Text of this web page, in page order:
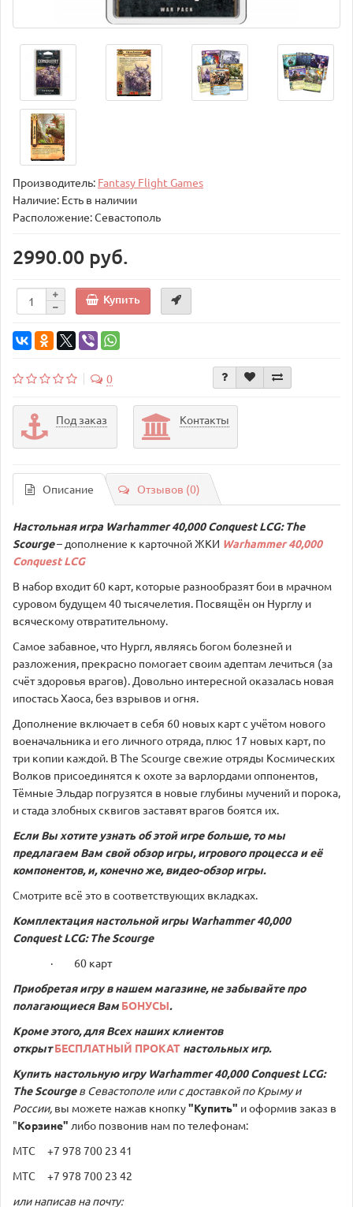
Производитель: Fantasy Flight Games
Наличие: Есть в наличии
Расположение: Севастополь
2990.00 руб.
Купить
0
Под заказ Контакты
Описание Отзывов (0)
Настольнаяигра Warhammer 40,000 Conquest LCG: The
Scourge– дополнение к карточной ЖКИ Warhammer 40,000
Conquest LCG
В набор входит 60 карт, которые разнообразят бои в мрачном
суровом будущем 40 тысячелетия. Посвящён он Нурглу и
всяческому отвратительному.
Самое забавное, что Нургл, являясь богом болезней и
разложения, прекрасно помогает своим адептам лечиться (за
счёт здоровья врагов). Довольно интересной оказалась новая
ипостась Хаоса, без взрывов и огня.
Дополнение включает в себя 60 новых карт с учётом нового
военачальника и его личного отряда, плюс 17 новых карт, по
три копии каждой. В The Scourge свежие отряды Космических
Волков присоединятся к охоте за варлордами оппонентов,
Тёмные Эльдар погрузятся в новые глубины мучений и порока,
и стада злобных сквигов заставят врагов боятся их.
Если Вы хотите узнать об этой игре больше, то мы
предлагаем Вам свой обзор игры, игрового процесса и её
компонентов, и, конечно же, видео-обзор игры.
Смотрите всё это в соответствующих вкладках.
Комплектация настольной игрыWarhammer 40,000
Conquest LCG: The Scourge
· 60 карт
Приобретая игру в нашем магазине, не забывайте про
полагающиеся Вам БОНУСЫ.
Кроме этого, для Всех наших клиентов
открыт БЕСПЛАТНЫЙ ПРОКАТ настольных игр.
Купить настольную игру Warhammer 40,000 Conquest LCG:
The Scourge в Севастополе или с доставкой по Крыму и
России, вы можете нажав кнопку"Купить" и оформив заказ в
"Корзине" либо позвонив нам по телефонам:
МТС +7 978 700 23 41
МТС +7 978 700 23 42
или написав на почту: